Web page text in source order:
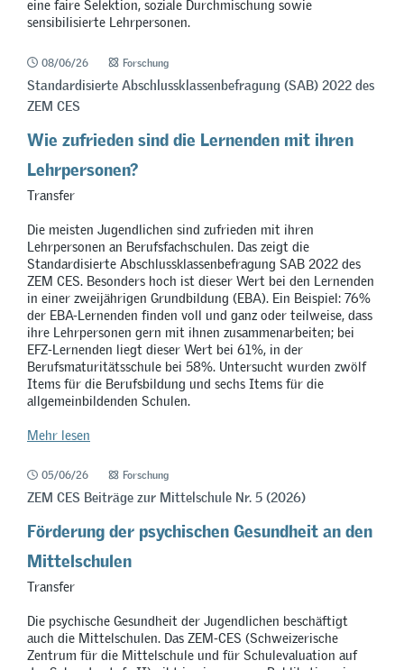
eine faire Selektion, soziale Durchmischung sowie
sensibilisierte Lehrpersonen.
08/06/26 Forschung
Standardisierte Abschlussklassenbefragung (SAB) 2022 des
ZEM CES
Wie zufrieden sind die Lernenden mit ihren
Lehrpersonen?
Transfer
Die meisten Jugendlichen sind zufrieden mit ihren
Lehrpersonen an Berufsfachschulen. Das zeigt die
Standardisierte Abschlussklassenbefragung SAB 2022 des
ZEM CES. Besonders hoch ist dieser Wert bei den Lernenden
in einer zweijährigen Grundbildung (EBA). Ein Beispiel: 76%
der EBA-Lernenden finden voll und ganz oder teilweise, dass
ihre Lehrpersonen gern mit ihnen zusammenarbeiten; bei
EFZ-Lernenden liegt dieser Wert bei 61%, in der
Berufsmaturitätsschule bei 58%. Untersucht wurden zwölf
Items für die Berufsbildung und sechs Items für die
allgemeinbildenden Schulen.
Mehr lesen
05/06/26 Forschung
ZEM CES Beiträge zur Mittelschule Nr. 5 (2026)
Förderung der psychischen Gesundheit an den
Mittelschulen
Transfer
Die psychische Gesundheit der Jugendlichen beschäftigt
auch die Mittelschulen. Das ZEM-CES (Schweizerische
Zentrum für die Mittelschule und für Schulevaluation auf